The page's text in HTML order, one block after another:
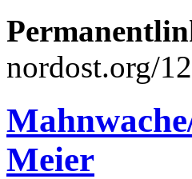
nordost.org/
Meier